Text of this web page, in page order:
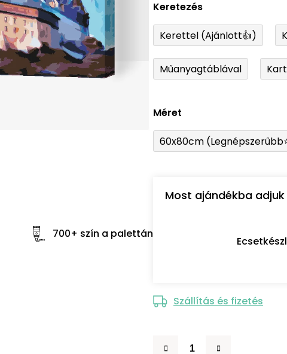
Keretezés
Kerettel (Ajánlott👍)
Műanyagtáblával
Méret
60x80cm
Most ajándékba
Szállítás és fizetés
700+ szín a palettán